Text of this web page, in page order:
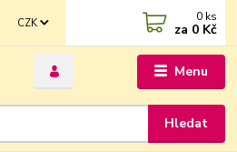
Menu
CZK
Hledat
0 ks
za 0 Kč